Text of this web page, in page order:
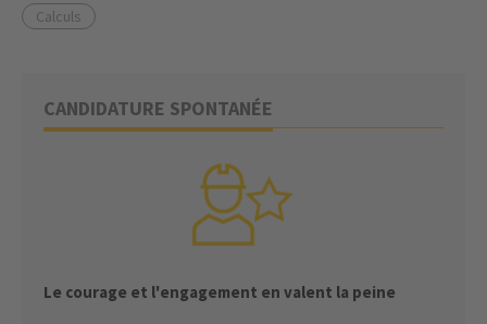
Calculs
CANDIDATURE SPONTANÉE
Le courage et l'engagement en valent la peine